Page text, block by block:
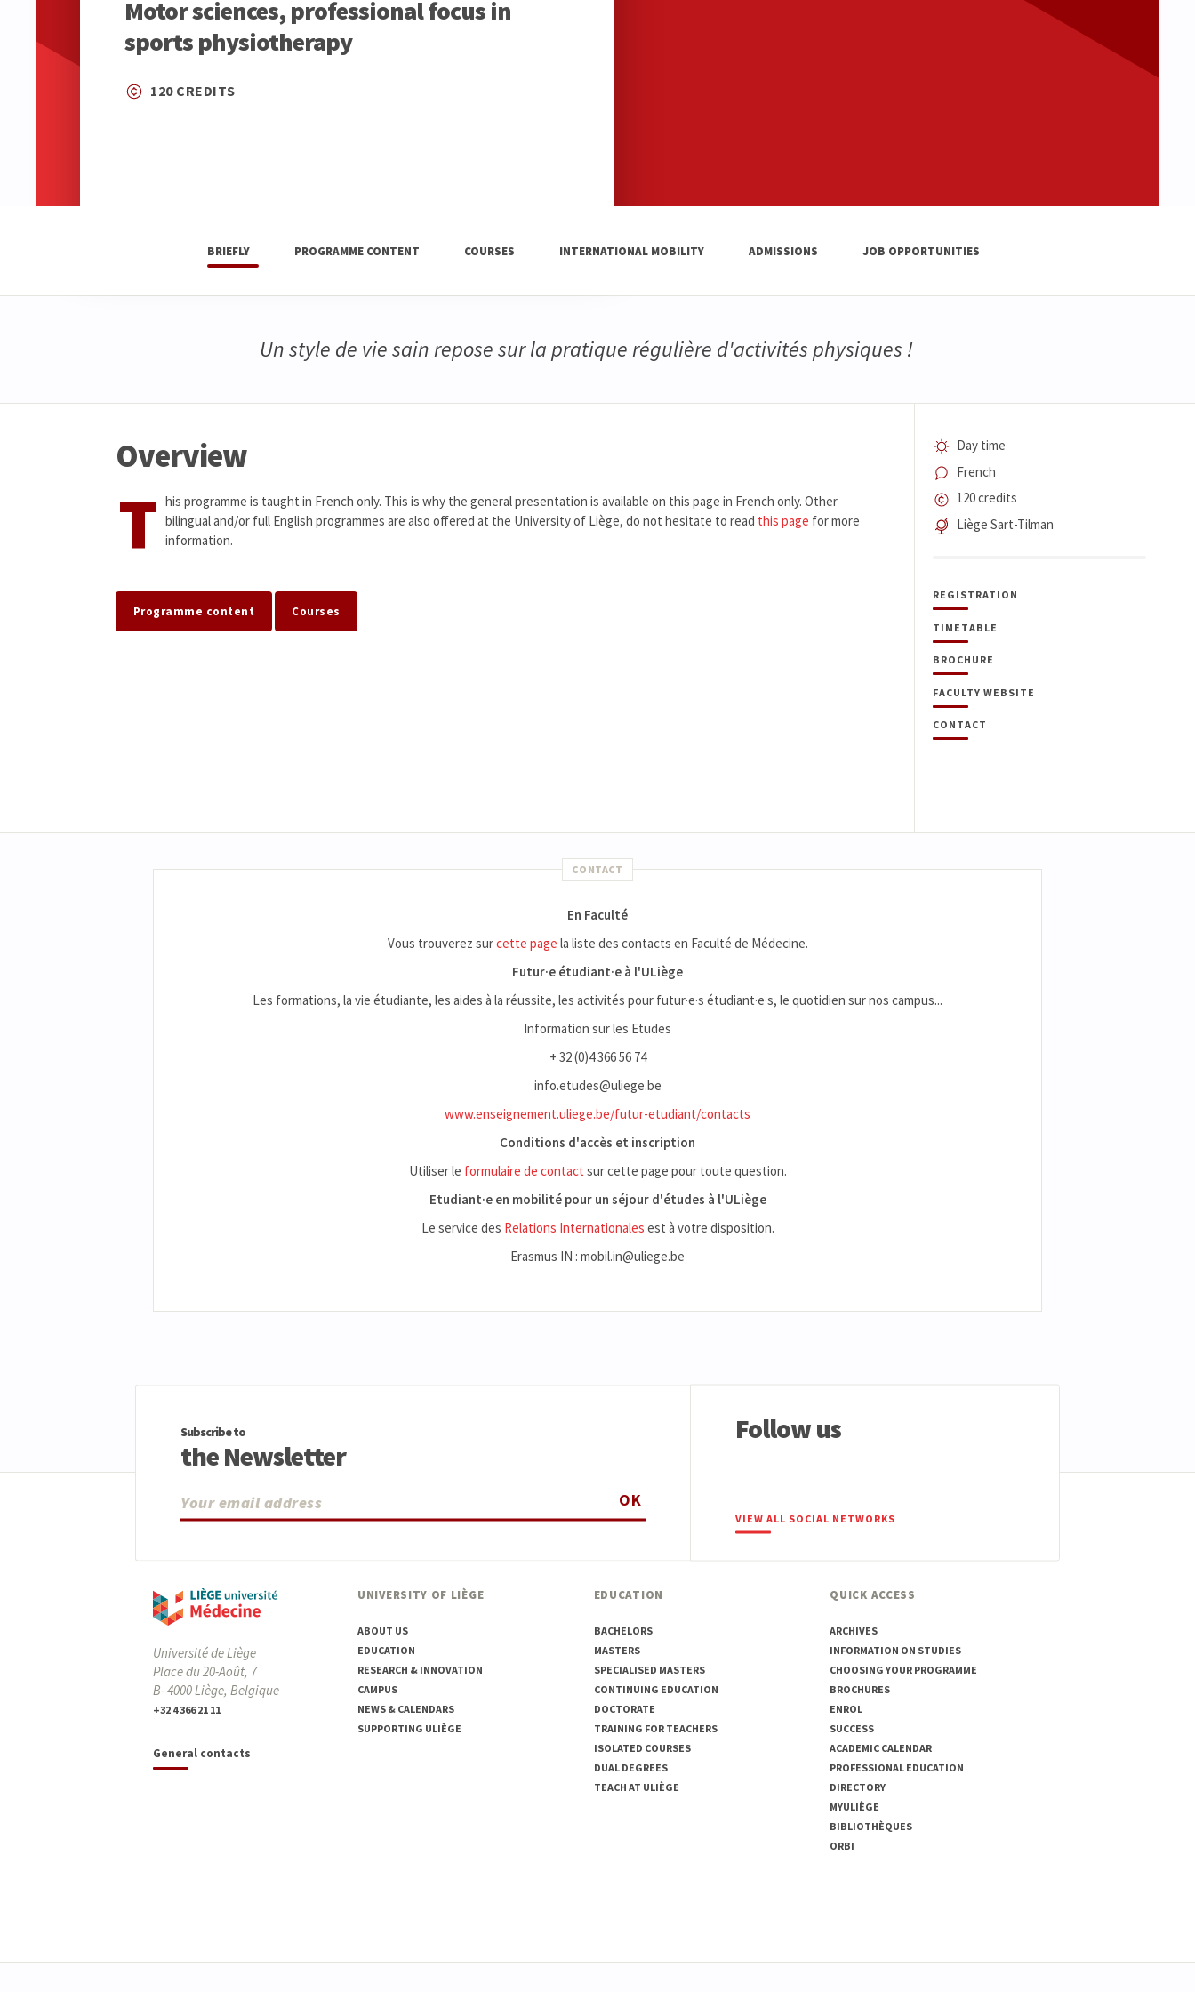
Motor sciences, professional focus in
sports physiotherapy
120 CREDITS
BRIEFLY PROGRAMME CONTENT COURSES INTERNATIONAL MOBILITY ADMISSIONS JOB OPPORTUNITIES
Un style de vie sain repose sur la pratique régulière d'activités physiques !
Overview
T his programme is taught in French only. This is why the general presentation is available on this page in French only. Other
bilingual and/or full English programmes are also offered at the University of Liège, do not hesitate to read this page for more
information.
Programme content Courses
Day time
French
120 credits
Liège Sart-Tilman
REGISTRATION
TIMETABLE
BROCHURE
FACULTY WEBSITE
CONTACT
CONTACT
En Faculté
Vous trouverez surcette page la liste des contacts en Faculté de Médecine.
Futur·e étudiant·e à l'ULiège
Les formations, la vie étudiante, les aides à la réussite, les activités pour futur·e·s étudiant·e·s, le quotidien sur nos campus...
Information sur les Etudes
+ 32 (0)4 366 56 74
info.etudes@uliege.be
www.enseignement.uliege.be/futur-etudiant/contacts
Conditions d'accès et inscription
Utiliser le formulaire de contact sur cette page pour toute question.
Etudiant·e en mobilité pour un séjour d'études à l'ULiège
Le service des Relations Internationales est à votre disposition.
Erasmus IN : mobil.in@uliege.be
Subscribe to
the Newsletter
OK
Follow us
VIEW ALL SOCIAL NETWORKS
Université de Liège
Place du 20-Août, 7
B- 4000 Liège, Belgique
+32 4 366 21 11
General contacts
UNIVERSITY OF LIÈGE
ABOUT US
EDUCATION
RESEARCH & INNOVATION
CAMPUS
NEWS & CALENDARS
SUPPORTING ULIÈGE
EDUCATION
BACHELORS
MASTERS
SPECIALISED MASTERS
CONTINUING EDUCATION
DOCTORATE
TRAINING FOR TEACHERS
ISOLATED COURSES
DUAL DEGREES
TEACH AT ULIÈGE
QUICK ACCESS
ARCHIVES
INFORMATION ON STUDIES
CHOOSING YOUR PROGRAMME
BROCHURES
ENROL
SUCCESS
ACADEMIC CALENDAR
PROFESSIONAL EDUCATION
DIRECTORY
MYULIÈGE
BIBLIOTHÈQUES
ORBI